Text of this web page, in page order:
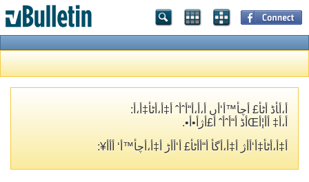
أ،أ‍أڈ أٹأ£ أچأ™أ‘أں أ،أ،أ“أˆأˆ أ‡أ،أٹأ‡أ،أ­:
أ،أ‡ أ­أ¦أŒأڈ أ“أˆأˆ أ£أژأ•أ•.
أ‡أ،أٹأ‡أ‘أ­أژ أ‡أ،أگأ­ أ“أ­أٹأ£ أ‘أ‌أڑ أ‡أ،أچأ™أ‘ أ‌أ­أ¥: